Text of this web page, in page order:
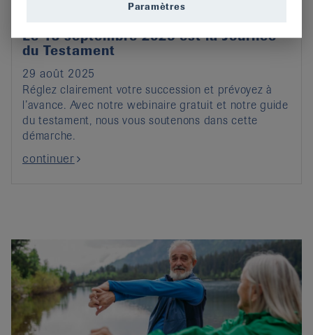
Le 13 septembre 2025 est la Journée
du Testament
29 août 2025
Réglez clairement votre succession et prévoyez à
l’avance. Avec notre webinaire gratuit et notre guide
du testament, nous vous soutenons dans cette
démarche.
continuer
Paramètres